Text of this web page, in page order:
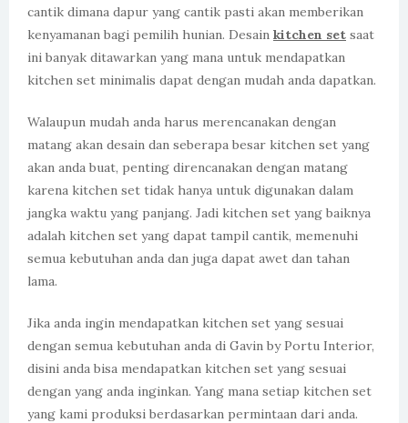
cantik dimana dapur yang cantik pasti akan memberikan
kenyamanan bagi pemilih hunian. Desain kitchen set saat
ini banyak ditawarkan yang mana untuk mendapatkan
kitchen set minimalis dapat dengan mudah anda dapatkan.
Walaupun mudah anda harus merencanakan dengan
matang akan desain dan seberapa besar kitchen set yang
akan anda buat, penting direncanakan dengan matang
karena kitchen set tidak hanya untuk digunakan dalam
jangka waktu yang panjang. Jadi kitchen set yang baiknya
adalah kitchen set yang dapat tampil cantik, memenuhi
semua kebutuhan anda dan juga dapat awet dan tahan
lama.
Jika anda ingin mendapatkan kitchen set yang sesuai
dengan semua kebutuhan anda di Gavin by Portu Interior,
disini anda bisa mendapatkan kitchen set yang sesuai
dengan yang anda inginkan. Yang mana setiap kitchen set
yang kami produksi berdasarkan permintaan dari anda.